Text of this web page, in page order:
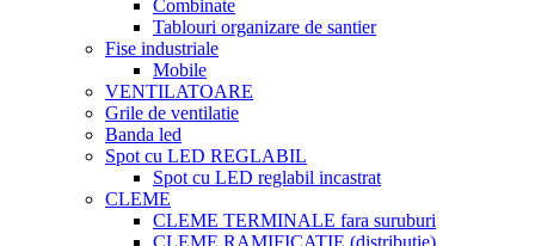
Combinate
Tablouri organizare de santier
Fise industriale
Mobile
VENTILATOARE
Grile de ventilatie
Banda led
Spot cu LED REGLABIL
Spot cu LED reglabil incastrat
CLEME
CLEME TERMINALE fara suruburi
CLEME RAMIFICATIE (distributie)